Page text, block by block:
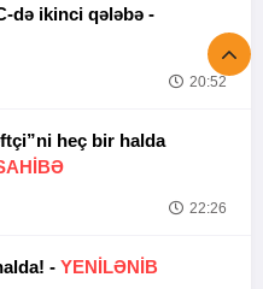
Tofiq Musayevdən UFC-də ikinci qələbə -
20:52
heç bir halda
22:26
- YENİLƏNİB